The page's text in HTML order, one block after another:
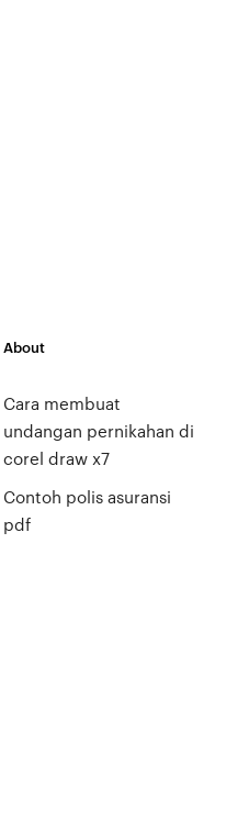
About
Cara membuat
undangan pernikahan di
corel draw x7
Contoh polis asuransi
pdf